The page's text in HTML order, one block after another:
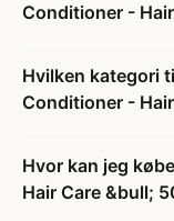
Conditioner -
Hvilken kategori
Conditioner -
Hvor kan jeg
Hair Care &bull;